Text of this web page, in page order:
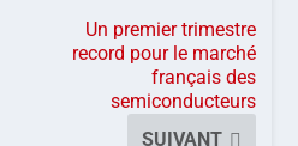
Un premier trimestre
record pour le marché
français des
semiconducteurs
SUIVANT